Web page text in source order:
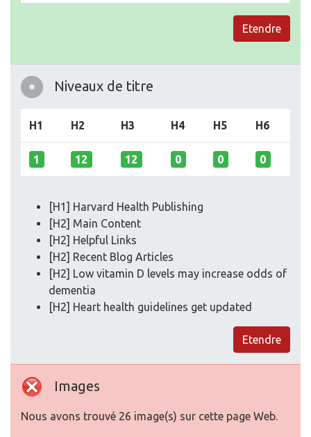
Etendre
Niveaux de titre
H1 H2 H3 H4 H5 H6
1 12 12 0 0 0
[H1] Harvard Health Publishing
[H2] Main Content
[H2] Helpful Links
[H2] Recent Blog Articles
[H2] Low vitamin D levels may increase odds of
dementia
[H2] Heart health guidelines get updated
Etendre
Images
Nous avons trouvé 26 image(s) sur cette page Web.